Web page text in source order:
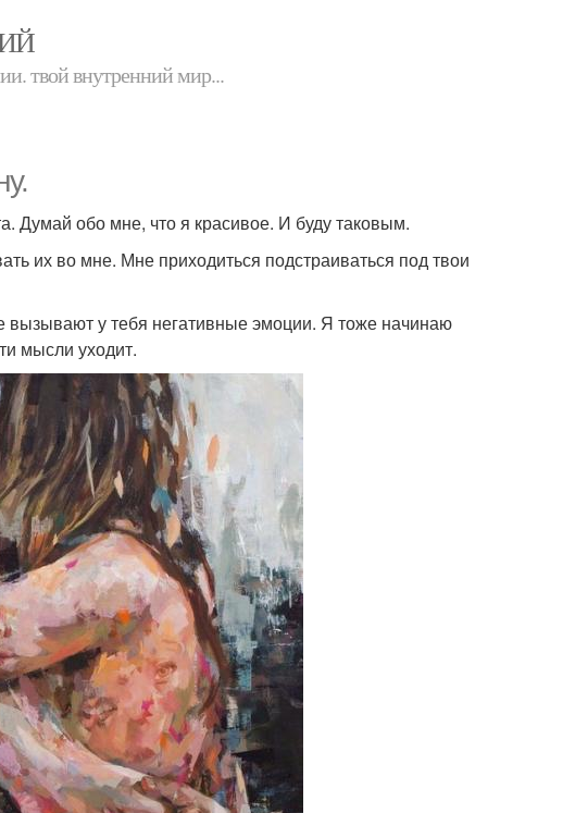
твой внутренний мир...
Думай обо мне, что я красивое. И буду таковым.
их во мне. Мне приходиться подстраиваться под твои
у тебя негативные эмоции. Я тоже начинаю
мысли уходит.